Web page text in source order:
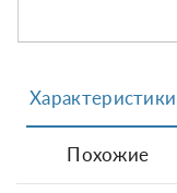
Характеристики
Похожие